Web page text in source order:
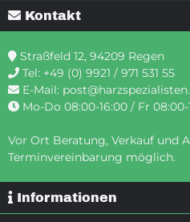
Kontakt
Straßfeld 12, 94209 Regen
Tel: +49 (0) 9921 / 971 531 55
E-Mail:
Mo-Do 08:00-16:00 / Fr 08:00-
Vor Ort Beratung, Verkauf und
Terminvereinbarung möglich.
Informationen